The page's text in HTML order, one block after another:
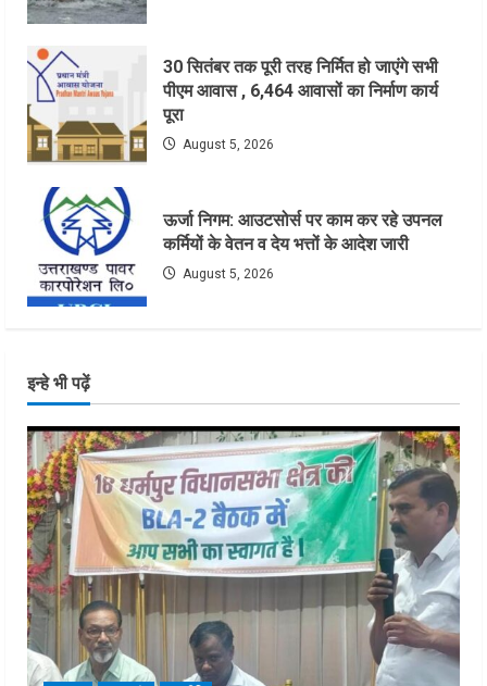
30 सितंबर तक पूरी तरह निर्मित हो जाएंगे सभी
पीएम आवास , 6,464 आवासों का निर्माण कार्य
पूरा
August 5, 2026
ऊर्जा निगम: आउटसोर्स पर काम कर रहे उपनल
कर्मियों के वेतन व देय भत्तों के आदेश जारी
August 5, 2026
इन्हे भी पढ़ें